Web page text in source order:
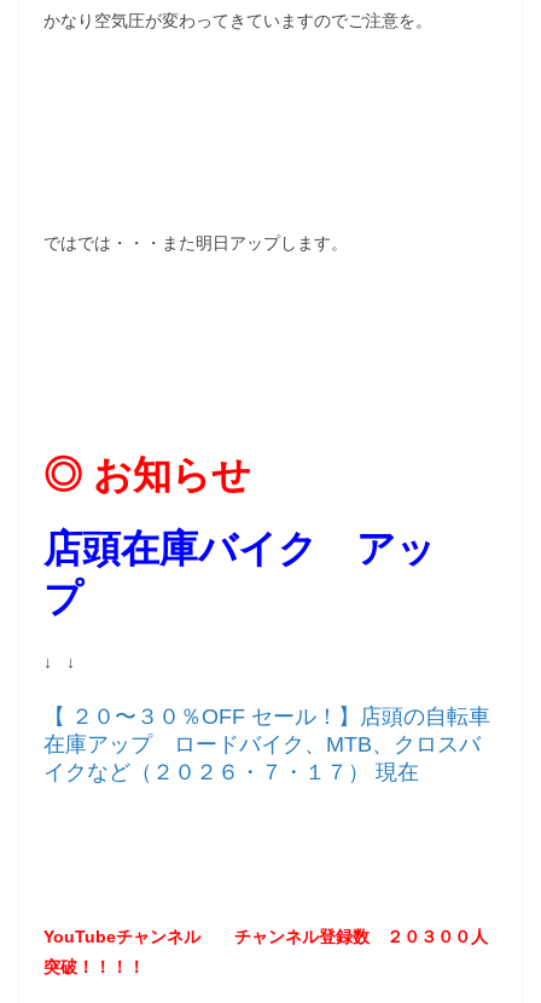
かなり空気圧が変わってきていますのでご注意を。
ではでは・・・また明日アップします。
◎ お知らせ
店頭在庫バイク アッ
プ
↓ ↓
【 ２０〜３０％OFF セール！】店頭の自転車
在庫アップ ロードバイク、MTB、クロスバ
イクなど（２０２６・７・１７） 現在
YouTubeチャンネル チャンネル登録数 ２０３ ００ 人
突破！！！！